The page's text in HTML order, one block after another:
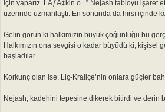
için yaparız. LÃƒÂ¢kin o...” Nejash tabloyu işaret
üzerinde uzmanlaştı. En sonunda da hırsı
Gelin görün ki halkımızın büyük çoğunluğu bu
Halkımızın ona sevgisi o kadar büyüdü ki, kişisel
başladılar.
Korkunç olan ise, Liç-Kraliçe’nin onlara güçler
Nejash, kadehini tepesine dikerek bitirdi ve derin